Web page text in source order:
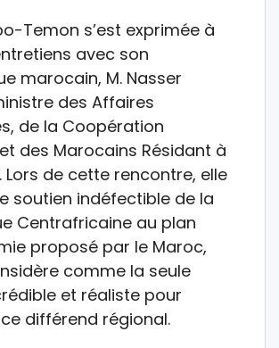
Temon s’est exprimée à
avec son
marocain, M. Nasser
des Affaires
de la Coopération
des Marocains Résidant à
Lors de cette rencontre, elle
soutien indéfectible de la
Centrafricaine au plan
proposé par le Maroc,
comme la seule
et réaliste pour
différend régional.